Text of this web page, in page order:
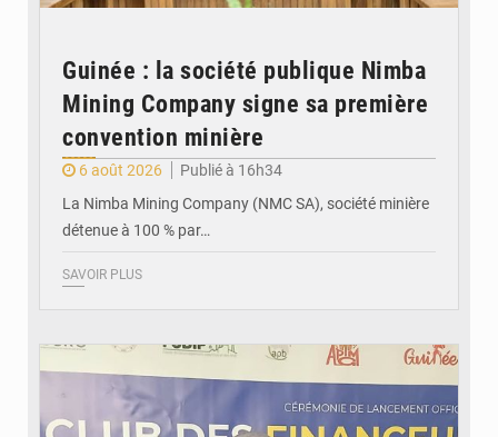
Guinée : la société publique Nimba
Mining Company signe sa première
convention minière
6 août 2026
Publié à 16h34
La Nimba Mining Company (NMC SA), société minière
détenue à 100 % par…
SAVOIR PLUS